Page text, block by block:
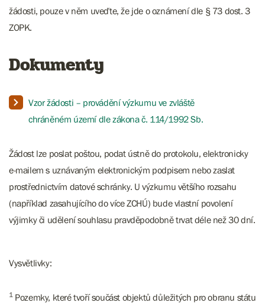
žádosti, pouze v něm uveďte, že jde o oznámení dle § 73 dost. 3
ZOPK.
Dokumenty
Vzor žádosti – provádění výzkumu ve zvláště
chráněném území dle zákona č. 114/1992 Sb.
Žádost lze poslat poštou, podat ústně do protokolu, elektronicky
e-mailem s uznávaným elektronickým podpisem nebo zaslat
prostřednictvím datové schránky. U výzkumu většího rozsahu
(například zasahujícího do více ZCHÚ) bude vlastní povolení
výjimky či udělení souhlasu pravděpodobně trvat déle než 30 dní.
Vysvětlivky:
1Pozemky, které tvoří součást objektů důležitých pro obranu státu